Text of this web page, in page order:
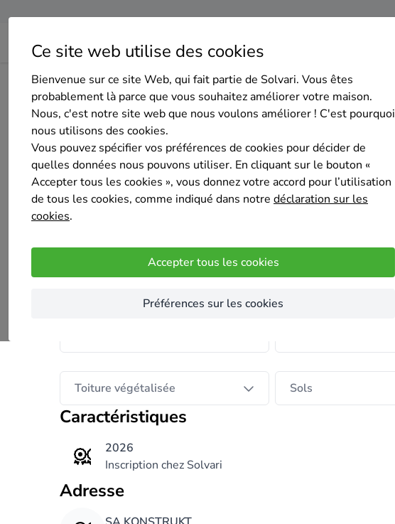
Ce site web utilise des cookies
Bienvenue sur ce site Web, qui fait partie de Solvari. Vous êtes
probablement là parce que vous souhaitez améliorer votre maison.
Nous, c'est notre site web que nous voulons améliorer ! C'est pourquoi
nous utilisons des cookies.
Vous pouvez spécifier vos préférences de cookies pour décider de
quelles données nous pouvons utiliser. En cliquant sur le bouton «
Accepter tous les cookies », vous donnez votre accord pour l’utilisation
de tous les cookies, comme indiqué dans notre déclaration sur les
cookies.
Accepter tous les cookies
Préférences sur les cookies
Home Isolation de la toiture Namur Namur SA KONSTRUKT
SA KONSTRUKT
Pas encore d'évaluation
Nos services
Isolation du sol
Toiture végétalisée Sols
Caractéristiques
2026
Inscription chez Solvari
Adresse